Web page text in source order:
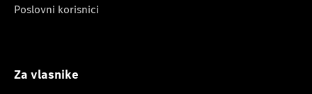
Poslovni korisnici
Za vlasnike